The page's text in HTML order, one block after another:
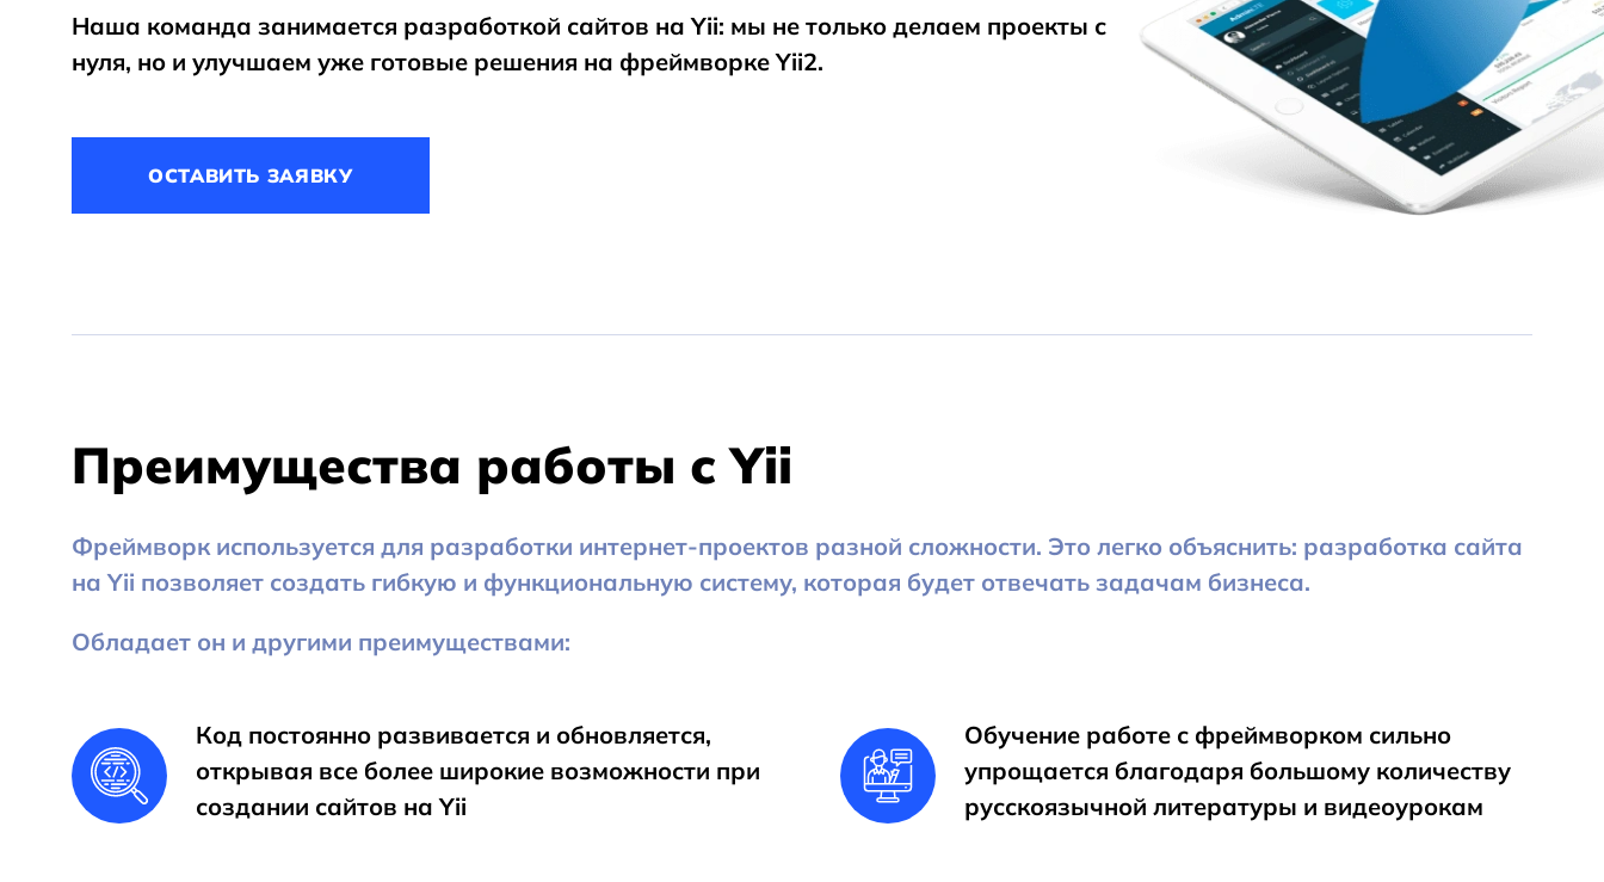
Разработка медицинских сайтов
Разработка личного кабинета
HTML верстка сайтов
И-нет магазин за 10 дней
Наша команда занимается разработкой сайтов на Yii: мы не только делаем проекты с
нуля, но и улучшаем уже готовые решения на фреймворке Yii2.
ОСТАВИТЬ ЗАЯВКУ
Преимущества работы с Yii
Фреймворк используется для разработки интернет-проектов разной сложности. Это легко объяснить: разработка сайта
на Yii позволяет создать гибкую и функциональную систему, которая будет отвечать задачам бизнеса.
Обладает он и другими преимуществами:
Код постоянно развивается и обновляется,
открывая все более широкие возможности при
создании сайтов на Yii
Обучение работе с фреймворком сильно
упрощается благодаря большому количеству
русскоязычной литературы и видеоурокам